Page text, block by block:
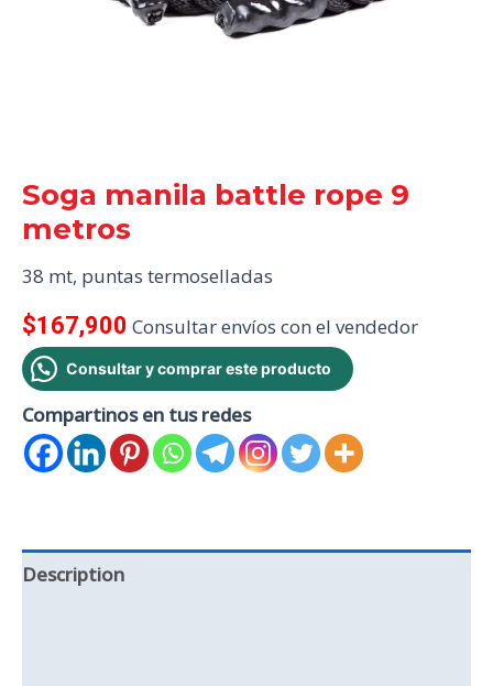
Soga manila battle rope 9
metros
38 mt, puntas termoselladas
$167,900 Consultar envíos con el vendedor
Consultar y comprar este producto
Compartinos en tus redes
Description